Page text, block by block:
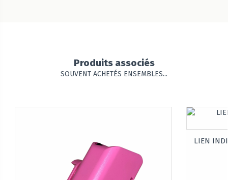
Produits associés
SOUVENT ACHETÉS ENSEMBLES...
LIEN